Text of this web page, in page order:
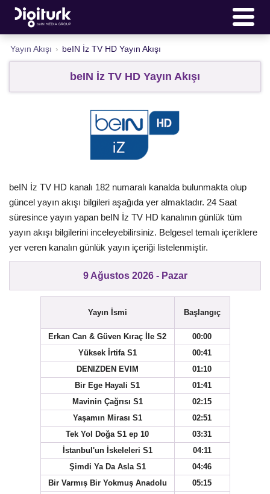
Yayın Akışı › beIN İz TV HD Yayın Akışı
beIN İz TV HD Yayın Akışı
beIN İz TV HD kanalı 182 numaralı kanalda bulunmakta olup
güncel yayın akışı bilgileri aşağıda yer almaktadır. 24 Saat
süresince yayın yapan beIN İz TV HD kanalının günlük tüm
yayın akışı bilgilerini inceleyebilirsiniz. Belgesel temalı içeriklere
yer veren kanalın günlük yayın içeriği listelenmiştir.
9 Ağustos 2026 - Pazar
Yayın İsmi Başlangıç
Erkan Can & Güven Kıraç İle S2
00:00
Yüksek İrtifa S1
00:41
DENIZDEN EVIM
01:10
Bir Ege Hayali S1
01:41
Mavinin Çağrısı S1
02:15
Yaşamın Mirası S1
02:51
Tek Yol Doğa S1 ep 10
03:31
İstanbul'un İskeleleri S1
04:11
Şimdi Ya Da Asla S1
04:46
Bir Varmış Bir Yokmuş Anadolu
05:15